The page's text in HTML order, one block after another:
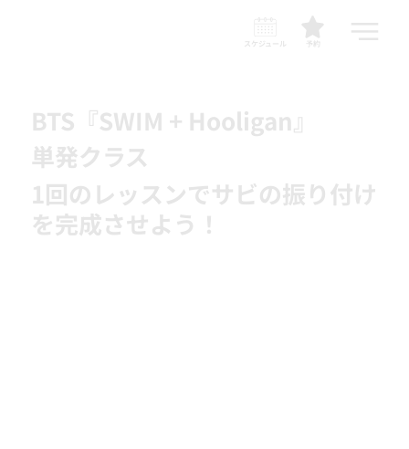
予約
スケジュール
BTS『SWIM + Hooligan』
単発クラス
1回のレッスンでサビの振り付け
を完成させよう！